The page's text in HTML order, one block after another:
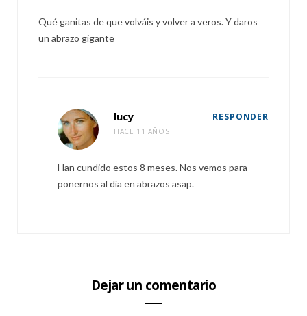
Qué ganitas de que volváis y volver a veros. Y daros
un abrazo gigante
lucy
HACE 11 AÑOS
RESPONDER
Han cundido estos 8 meses. Nos vemos para
ponernos al día en abrazos asap.
Dejar un comentario